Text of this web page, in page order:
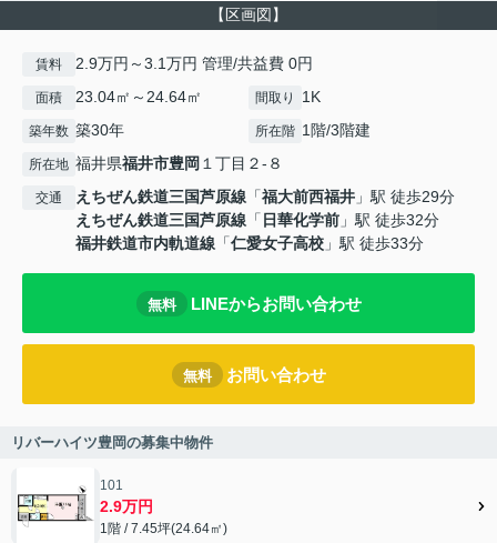
【区画図】
賃料 2.9万円～3.1万円 管理/共益費 0円
面積 23.04㎡～24.64㎡ 間取り 1K
築年数 築30年 所在階 1階/3階建
所在地 福井県福井市豊岡 １丁目２-８
交通 えちぜん鉄道三国芦原線 「福大前西福井 」駅 徒歩29分
えちぜん鉄道三国芦原線 「 日華化学前 」駅 徒歩32分
福井鉄道市内軌道線 「仁愛女子高校 」駅 徒歩33分
無料 LINEからお問い合わせ
無料 お問い合わせ
リバーハイツ豊岡の募集中物件
101
2.9万円
1階 / 7.45坪(24.64㎡)